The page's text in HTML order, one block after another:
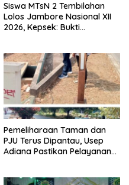
Siswa MTsN 2 Tembilahan
Lolos Jambore Nasional XII
2026, Kepsek: Bukti
Pemeliharaan Taman dan
PJU Terus Dipantau, Usep
Adiana Pastikan Pelayanan